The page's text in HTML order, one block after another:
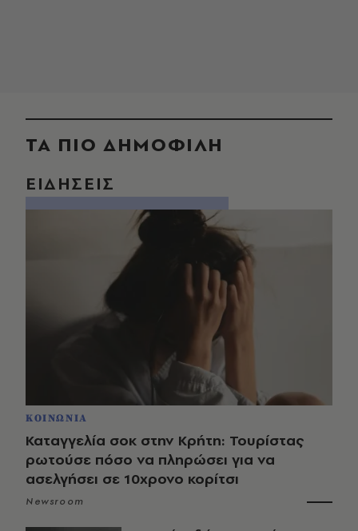
ΤΑ ΠΙΟ ΔΗΜΟΦΙΛΗ
ΕΙΔΗΣΕΙΣ
ΚΟΙΝΩΝΙΑ
Καταγγελία σοκ στην Κρήτη: Τουρίστας
ρωτούσε πόσο να πληρώσει για να
ασελγήσει σε 10χρονο κορίτσι
Newsroom